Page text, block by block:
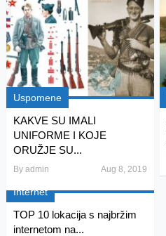
Uspomene
KAKVE SU IMALI
UNIFORME I KOJE
ORUŽJE SU...
By admin Aug 8, 2019
Internet
TOP 10 lokacija s najbržim
internetom na...